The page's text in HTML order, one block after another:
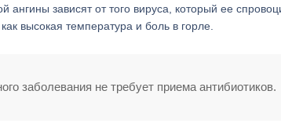
ангины зависят от того вируса, который ее
высокая температура и боль в горле.
заболевания не требует приема антибиотиков.